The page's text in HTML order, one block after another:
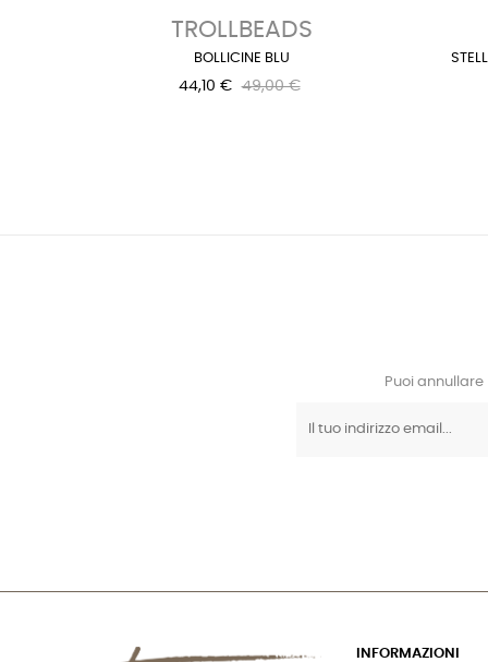
TROLLBEADS
BOLLICINE BLU
44,10 € 49,00 €
Puoi
INFORMAZIONI